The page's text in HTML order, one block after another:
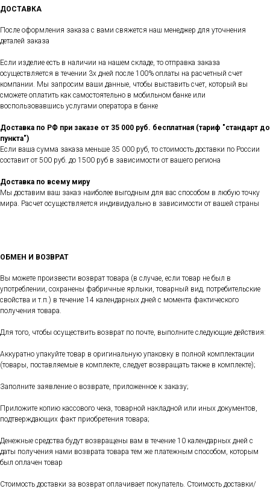
ДОСТАВКА
После оформления заказа с вами свяжется наш менеджер для уточнения
деталей заказа
Если изделие есть в наличии на нашем складе, то отправка заказа
осуществляется в течении 3х дней после 100% оплаты на расчетный счет
компании. Мы запросим ваши данные, чтобы выставить счет, который вы
сможете оплатить как самостоятельно в мобильном банке или
воспользовавшись услугами оператора в банке
Доставка по РФ при заказе от 35 000 руб. бесплатная (тариф "стандарт до
пункта")
Если ваша сумма заказа меньше 35 000 руб, то стоимость доставки по России
составит от 500 руб. до 1500 руб в зависимости от вашего региона
Доставка по всему миру
Мы доставим ваш заказ наиболее выгодным для вас способом в любую точку
мира. Расчет осуществляется индивидуально в зависимости от вашей страны
ОБМЕН И ВОЗВРАТ
Вы можете произвести возврат товара (в случае, если товар не был в
употреблении, сохранены фабричные ярлыки, товарный вид, потребительские
свойства и т.п.) в течение 14 календарных дней с момента фактического
получения товара.
Для того, чтобы осуществить возврат по почте, выполните следующие действия:
Аккуратно упакуйте товар в оригинальную упаковку в полной комплектации
(товары, поставляемые в комплекте, следует возвращать также в комплекте);
Заполните заявление о возврате, приложенное к заказу;
Приложите копию кассового чека, товарной накладной или иных документов,
подтверждающих факт приобретения товара;
Денежные средства будут возвращены вам в течение 10 календарных дней с
даты получения нами возврата товара тем же платежным способом, которым
был оплачен товар
Стоимость доставки за возврат оплачивает покупатель. Стоимость доставки/